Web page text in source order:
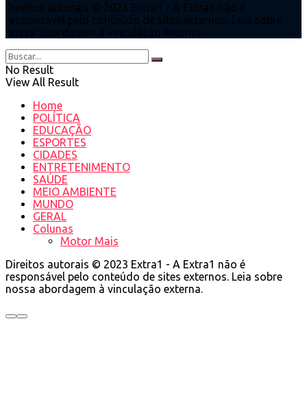
Direitos autorais © 2023 Extra1 - A Extra1 não é
responsável pelo conteúdo de sites externos. Leia sobre
nossa abordagem à vinculação externa.
No Result
View All Result
Home
POLÍTICA
EDUCAÇÃO
ESPORTES
CIDADES
ENTRETENIMENTO
SAÚDE
MEIO AMBIENTE
MUNDO
GERAL
Colunas
Motor Mais
Direitos autorais © 2023 Extra1 - A Extra1 não é
responsável pelo conteúdo de sites externos. Leia sobre
nossa abordagem à vinculação externa.